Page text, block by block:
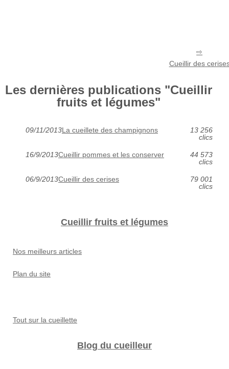
Cueillir des
Les dernières publications "Cueillir
fruits et légumes"
09/11/2013La cueillete des champignons
13 256
clics
16/9/2013Cueillir pommes et les conserver
44 573
clics
06/9/2013Cueillir des cerises
79 001
clics
Cueillir fruits et légumes
Nos meilleurs articles
Plan du site
Tout sur la cueillette
Blog du cueilleur